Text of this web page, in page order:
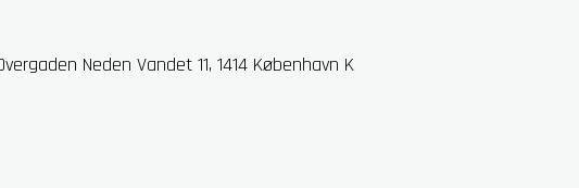
Neden Vandet 11, 1414 København K